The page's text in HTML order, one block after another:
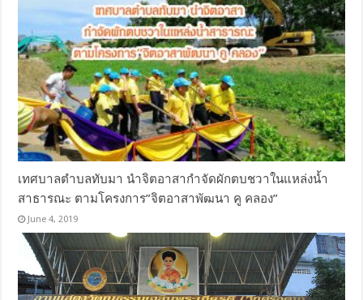
เทศบาลตำบลทับมา นำจิตอาสากำจัดผักตบชวาในแหล่งน้ำ
สาธารณะ ตามโครงการ”จิตอาสาพัฒนา คู คลอง”
June 4, 2019